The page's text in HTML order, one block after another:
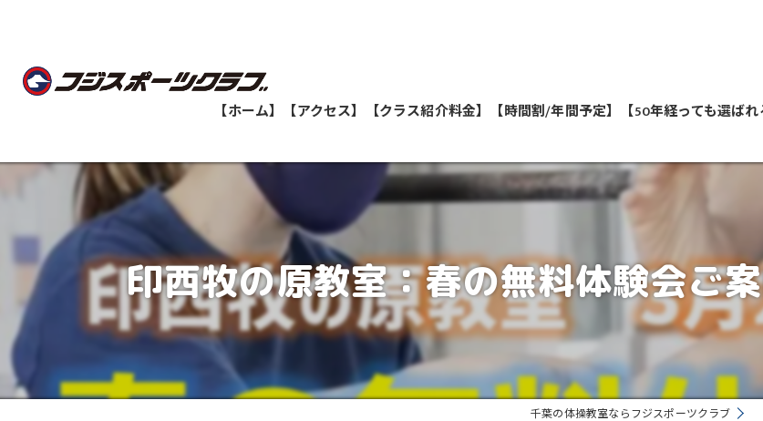
【ホーム】 【アクセス】
志津教室
津田沼教室
八千代緑が丘教室
印西牧の原教室
【クラス紹介料金】 【時間割/年間予定】 【50年経っても選ばれ
私たちが教えます
印西牧の原教室：春の無料体験会ご
千葉の体操教室ならフジスポーツクラブ